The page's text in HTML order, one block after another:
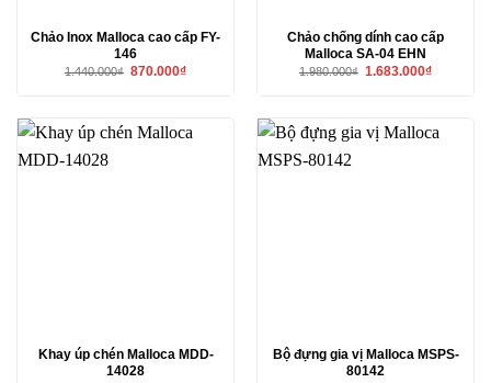
Chảo Inox Malloca cao cấp FY-
146
1.440.000₫ Giá
870.000₫Giá
Chảo chống dính cao cấp
Malloca SA-04 EHN
1.980.000₫ Giá
1.683.000₫Giá
Khay úp chén Malloca MDD-
14028
Bộ đựng gia vị Malloca MSPS-
80142